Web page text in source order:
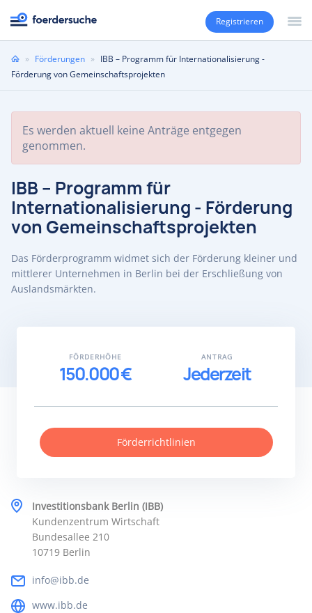
Registrieren
Sie
sind
» Förderungen » IBB – Programm für Internationalisierung -
Förderung von Gemeinschaftsprojekten
Es werden aktuell keine Anträge entgegen
genommen.
IBB – Programm für
Internationalisierung - Förderung
von Gemeinschaftsprojekten
Das Förderprogramm widmet sich der Förderung kleiner und
mittlerer Unternehmen in Berlin bei der Erschließung von
Auslandsmärkten.
Investitionsbank Berlin (IBB)
Kundenzentrum Wirtschaft
Bundesallee 210
10719 Berlin
info@ibb.de
www.ibb.de
FÖRDERHÖHE
150.000 €
ANTRAG
Jederzeit
Förderrichtlinien